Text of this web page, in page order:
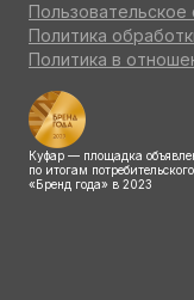
Пользовательское
Политика
Политика в
Куфар — площадка
по итогам
«Бренд года» в 2023